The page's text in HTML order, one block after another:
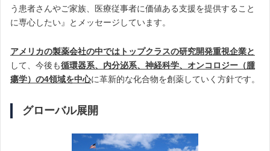
う患者さんやご家族、医療従事者に価値ある支援を提供すること
に専心したい』とメッセージしています。
アメリカの製薬会社の中ではトップクラスの研究開発重視企業と
して、今後も循環器系、内分泌系、神経科学、オンコロジー（腫
瘍学）の4領域を中心に革新的な化合物を創薬していく方針です。
グローバル展開